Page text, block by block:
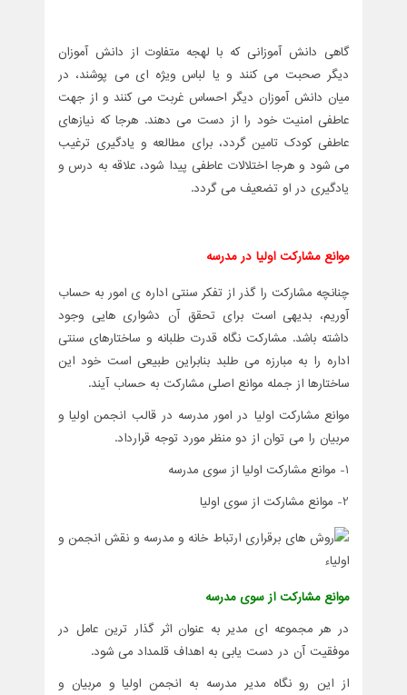
گاهی دانش آموزانی که با لهجه متفاوت از دانش آموزان
دیگر صحبت می کنند و یا لباس ویژه ای می پوشند، در
میان دانش آموزان دیگر احساس غربت می کنند و از جهت
عاطفی امنیت خود را از دست می دهند. هرجا که نیازهای
عاطفی کودک تامین گردد، برای مطالعه و یادگیری ترغیب
می شود و هرجا اختلالات عاطفی پیدا شود، علاقه به درس و
یادگیری در او تضعیف می گردد.
موانع مشارکت اولیا در مدرسه
چنانچه مشارکت را گذر از تفکر سنتی اداره ی امور به حساب
آوریم، بدیهی است برای تحقق آن دشواری هایی وجود
داشته باشد. مشارکت نگاه قدرت طلبانه و ساختارهای سنتی
اداره را به مبارزه می طلبد بنابراین طبیعی است خود این
ساختارها از جمله موانع اصلی مشارکت به حساب آیند.
موانع مشارکت اولیا در امور مدرسه در قالب انجمن اولیا و
مربیان را می توان از دو منظر مورد توجه قرارداد.
1- موانع مشارکت اولیا از سوی مدرسه
2- موانع مشارکت از سوی اولیا
موانع مشارکت از سوی مدرسه
در هر مجموعه ای مدیر به عنوان اثر گذار ترین عامل در
موفقیت آن در دست یابی به اهداف قلمداد می شود.
از این رو نگاه مدیر مدرسه به انجمن اولیا و مربیان و